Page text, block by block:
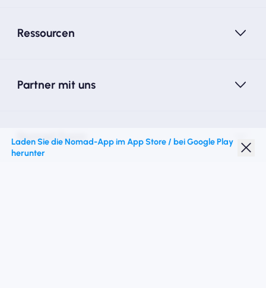
Ressourcen
Partner mit uns
Nomad Essim
Laden Sie die Nomad-App im App Store / bei Google Play
herunter